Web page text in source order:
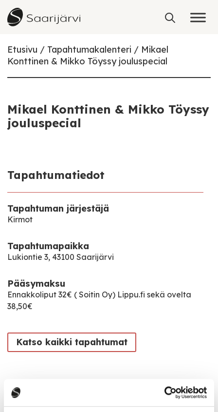
Skip to content
Etusivu Tapahtumakalenteri
Mikael
Konttinen & Mikko Töyssy jouluspecial
Mikael Konttinen & Mikko Töyssy
jouluspecial
Tapahtumatiedot
Tapahtuman järjestäjä
Kirmot
Tapahtumapaikka
Lukiontie 3, 43100 Saarijärvi
Pääsymaksu
Ennakkoliput 32€ ( Soitin Oy) Lippu.fi sekä ovelta
38,50€
Katso kaikki tapahtumat
Jaa tapahtuma: